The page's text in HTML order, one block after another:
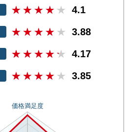
4.1
3.88
4.17
3.85